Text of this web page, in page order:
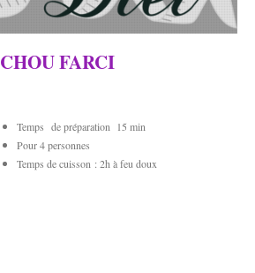
CHOU FARCI
Temps de préparation 15 min
Pour 4 personnes
Temps de cuisson : 2h à feu doux